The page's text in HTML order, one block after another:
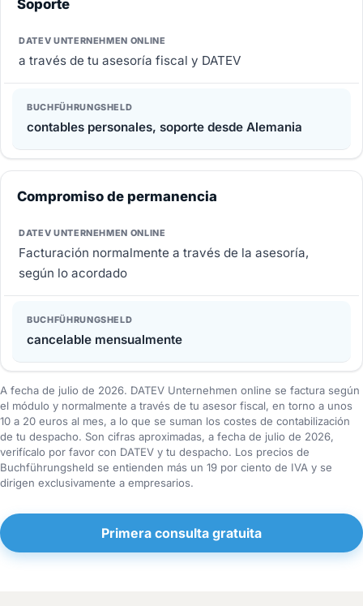
Soporte
a través de tu asesoría fiscal y DATEV
contables personales, soporte desde Alemania
Compromiso de permanencia
Facturación normalmente a través de la asesoría,
según lo acordado
cancelable mensualmente
A fecha de julio de 2026. DATEV Unternehmen online se factura según
el módulo y normalmente a través de tu asesor fiscal, en torno a unos
10 a 20 euros al mes, a lo que se suman los costes de contabilización
de tu despacho. Son cifras aproximadas, a fecha de julio de 2026,
verifícalo por favor con DATEV y tu despacho. Los precios de
Buchführungsheld se entienden más un 19 por ciento de IVA y se
dirigen exclusivamente a empresarios.
Primera consulta gratuita